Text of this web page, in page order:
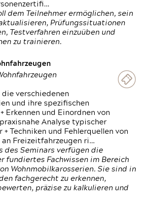
dem Teilnehmer ermöglichen, sein
Prüfungssituationen
Testverfahren einzuüben und
zu trainieren.
die verschiedenen
und ihre spezifischen
Erkennen und Einordnen von
Analyse typischer
+ Techniken und Fehlerquellen von
Freizeitfahrzeugen ri…
des Seminars verfügen die
fundiertes Fachwissen im Bereich
Wohnmobilkarosserien. Sie sind in
fachgerecht zu erkennen,
präzise zu kalkulieren und